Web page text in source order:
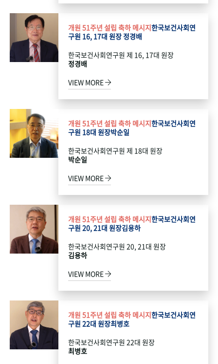
개원 51주년 설립 축하 메시지한국보건사회연
구원 16, 17대 원장 정경배
한국보건사회연구원 제 16, 17대 원장
정경배
VIEW MORE
개원 51주년 설립 축하 메시지한국보건사회연
구원 18대 원장박순일
한국보건사회연구원 제 18대 원장
박순일
VIEW MORE
개원 51주년 설립 축하 메시지한국보건사회연
구원 20, 21대 원장김용하
한국보건사회연구원 20, 21대 원장
김용하
VIEW MORE
개원 51주년 설립 축하 메시지한국보건사회연
구원 22대 원장최병호
한국보건사회연구원 22대 원장
최병호